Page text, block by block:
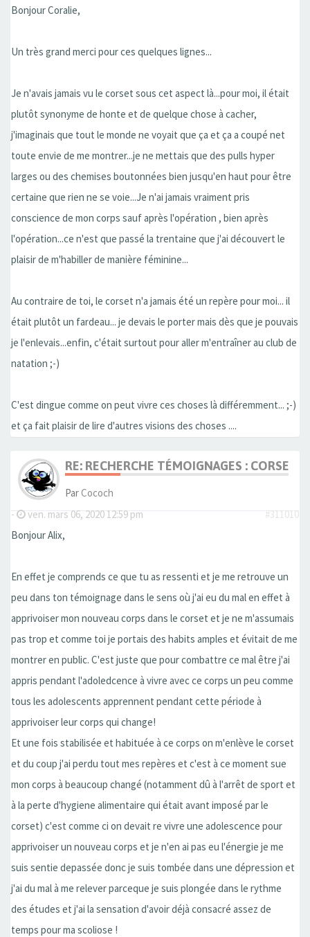
Bonjour Coralie,
Un très grand merci pour ces quelques lignes...
Je n'avais jamais vu le corset sous cet aspect là...pour moi, il était
plutôt synonyme de honte et de quelque chose à cacher,
j'imaginais que tout le monde ne voyait que ça et ça a coupé net
toute envie de me montrer...je ne mettais que des pulls hyper
larges ou des chemises boutonnées bien jusqu'en haut pour être
certaine que rien ne se voie...Je n'ai jamais vraiment pris
conscience de mon corps sauf après l'opération , bien après
l'opération...ce n'est que passé la trentaine que j'ai découvert le
plaisir de m'habiller de manière féminine...
Au contraire de toi, le corset n'a jamais été un repère pour moi... il
était plutôt un fardeau... je devais le porter mais dès que je pouvais
je l'enlevais...enfin, c'était surtout pour aller m'entraîner au club de
natation ;-)
C'est dingue comme on peut vivre ces choses là différemment... ;-)
et ça fait plaisir de lire d'autres visions des choses ....
RE: RECHERCHE TÉMOIGNAGES : CORSET,
ParCococh
-
ven. mars 06, 2020 12:59 pm
#311010
Bonjour Alix,
En effet je comprends ce que tu as ressenti et je me retrouve un
peu dans ton témoignage dans le sens où j'ai eu du mal en effet à
apprivoiser mon nouveau corps dans le corset et je ne m'assumais
pas trop et comme toi je portais des habits amples et évitait de me
montrer en public. C'est juste que pour combattre ce mal être j'ai
appris pendant l'adoledcence à vivre avec ce corps un peu comme
tous les adolescents apprennent pendant cette période à
apprivoiser leur corps qui change!
Et une fois stabilisée et habituée à ce corps on m'enlève le corset
et du coup j'ai perdu tout mes repères et c'est à ce moment sue
mon corps à beaucoup changé (notamment dû à l'arrêt de sport et
à la perte d'hygiene alimentaire qui était avant imposé par le
corset) c'est comme ci on devait re vivre une adolescence pour
apprivoiser un nouveau corps et je n'en ai pas eu l'énergie je me
suis sentie depassée donc je suis tombée dans une dépression et
j'ai du mal à me relever parceque je suis plongée dans le rythme
des études et j'ai la sensation d'avoir déjà consacré assez de
temps pour ma scoliose !